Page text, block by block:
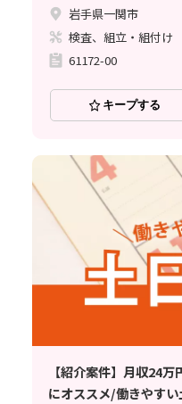
岩手県一関市
検査、組立・組付け
61172-00
キープする
【紹介案件】月収24
にオススメ/働きやす